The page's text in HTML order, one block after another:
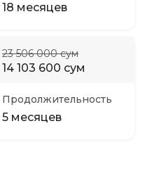
18 месяцев
23 506 000 сум
14 103 600 сум
Продолжительность
5 месяцев